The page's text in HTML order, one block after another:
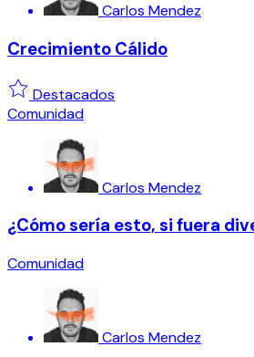
Carlos Mendez
Crecimiento Cálido
Destacados
Comunidad
Carlos Mendez
¿Cómo sería esto, si fuera
Comunidad
Carlos Mendez